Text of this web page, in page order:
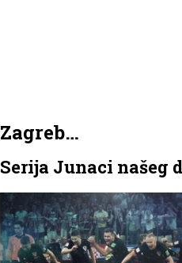
Zagreb…
Serija Junaci našeg